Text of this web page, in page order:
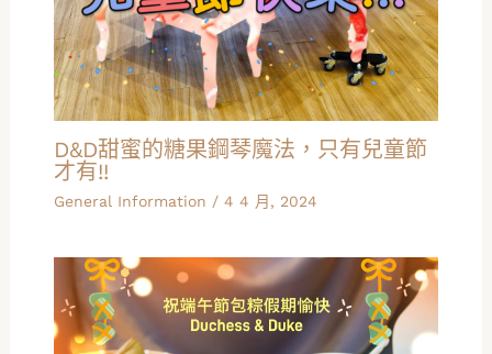
D&D甜蜜的糖果鋼琴魔法，只有兒童節
才有!!
General Information / 4 4 月, 2024